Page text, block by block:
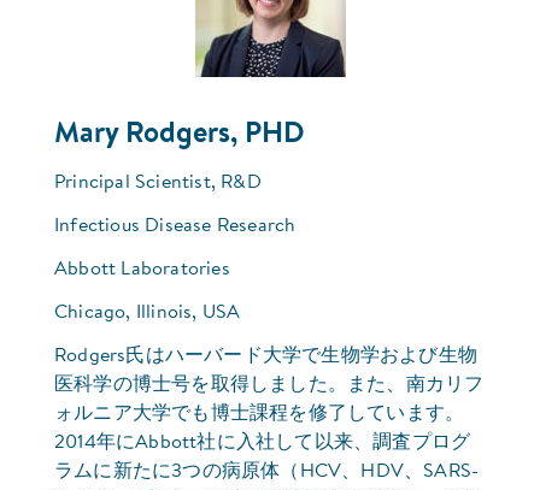
Mary Rodgers, PHD
Principal Scientist, R&D
Infectious Disease Research
Abbott Laboratories
Chicago, Illinois, USA
Rodgers氏はハーバード大学で生物学および生物
医科学の博士号を取得しました。また、南カリフ
ォルニア大学でも博士課程を修了しています。
2014年にAbbott社に入社して以来、調査プログ
ラムに新たに3つの病原体（HCV、HDV、SARS-